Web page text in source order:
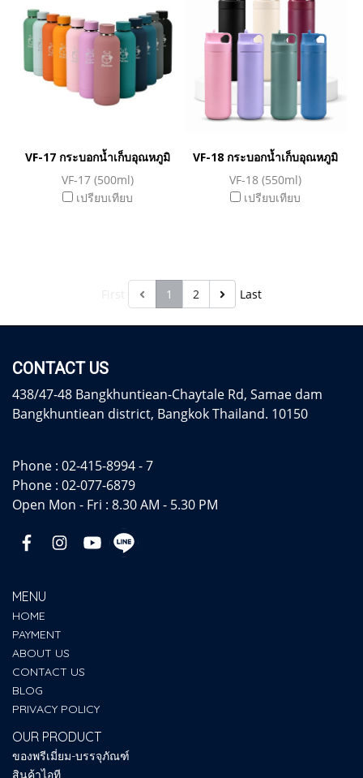
VF-17 กระบอกน้ำเก็บอุณหภูมิ
VF-17 (500ml)
เปรียบเทียบ
VF-18 กระบอกน้ำเก็บอุณหภูมิ
VF-18 (550ml)
เปรียบเทียบ
1 2 Last
CONTACT US
438/47-48 Bangkhuntiean-Chaytale Rd, Samae dam
Bangkhuntiean district, Bangkok Thailand. 10150
Phone : 02-415-8994 - 7
Phone : 02-077-6879
Open Mon - Fri : 8.30 AM - 5.30 PM
MENU
HOME
PAYMENT
ABOUT US
CONTACT US
BLOG
PRIVACY POLICY
OUR PRODUCT
ของพรีเมี่ยม-บรรจุภัณฑ์
สินค้าไอที